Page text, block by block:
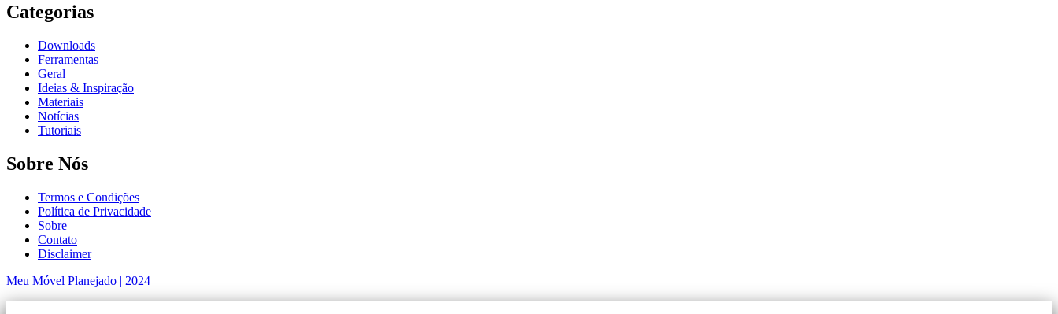
Categorias
Downloads
Ferramentas
Geral
Ideias & Inspiração
Materiais
Notícias
Tutoriais
Sobre Nós
Termos e Condições
Política de Privacidade
Sobre
Contato
Disclaimer
Meu Móvel Planejado | 2024